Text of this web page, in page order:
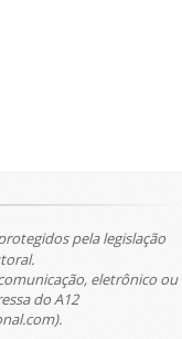
pela legislação
eletrônico ou
do A12